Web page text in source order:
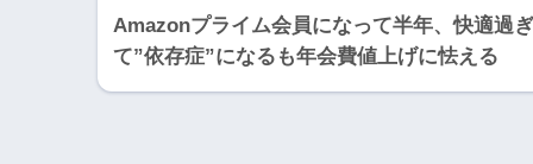
Amazonプライム会員になって半年、快適過ぎ
て”依存症”になるも年会費値上げに怯える